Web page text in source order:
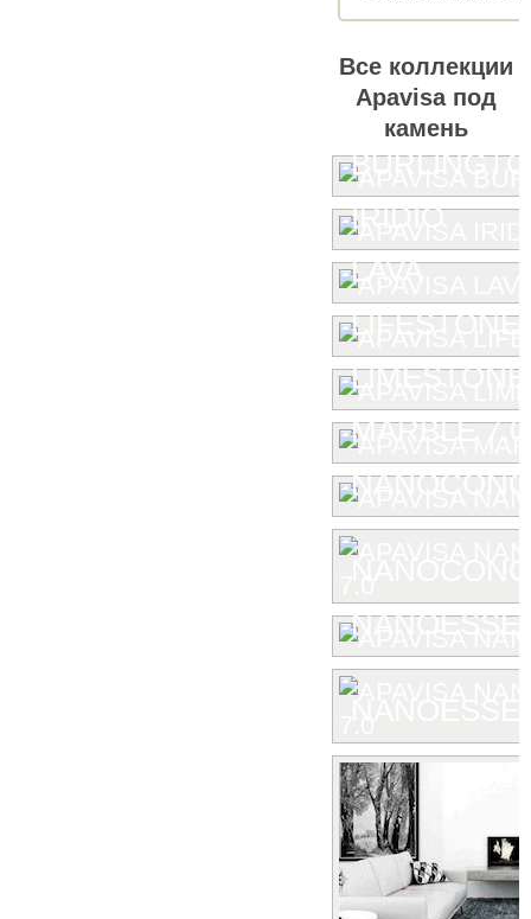
Все коллекции
Apavisa под
камень
IRIDIO
LAVA
LIFESTONE
LIMESTONE
MARBLE 7.0